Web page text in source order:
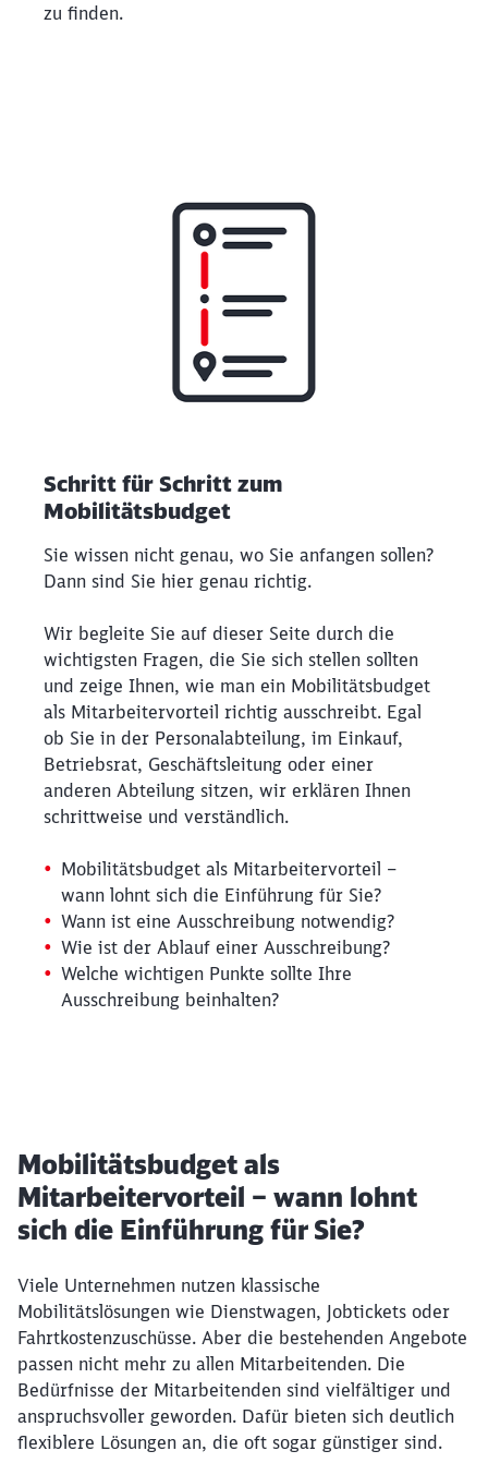
zu finden.
Schritt für Schritt zum
Mobilitätsbudget
Sie wissen nicht genau, wo Sie anfangen sollen?
Dann sind Sie hier genau richtig.
Wir begleite Sie auf dieser Seite durch die
wichtigsten Fragen, die Sie sich stellen sollten
und zeige Ihnen, wie man ein Mobilitätsbudget
als Mitarbeitervorteil richtig ausschreibt. Egal
ob Sie in der Personalabteilung, im Einkauf,
Betriebsrat, Geschäftsleitung oder einer
anderen Abteilung sitzen, wir erklären Ihnen
schrittweise und verständlich.
Mobilitätsbudget als Mitarbeitervorteil –
wann lohnt sich die Einführung für Sie?
Wann ist eine Ausschreibung notwendig?
Wie ist der Ablauf einer Ausschreibung?
Welche wichtigen Punkte sollte Ihre
Ausschreibung beinhalten?
Mobilitätsbudget als
Mitarbeitervorteil – wann lohnt
sich die Einführung für Sie?
Viele Unternehmen nutzen klassische
Mobilitätslösungen wie Dienstwagen, Jobtickets oder
Fahrtkostenzuschüsse. Aber die bestehenden Angebote
passen nicht mehr zu allen Mitarbeitenden. Die
Bedürfnisse der Mitarbeitenden sind vielfältiger und
anspruchsvoller geworden. Dafür bieten sich deutlich
flexiblere Lösungen an, die oft sogar günstiger sind.